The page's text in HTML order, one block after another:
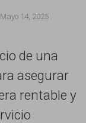
Mayo 14, 2025.
de una
asegurar
rentable y